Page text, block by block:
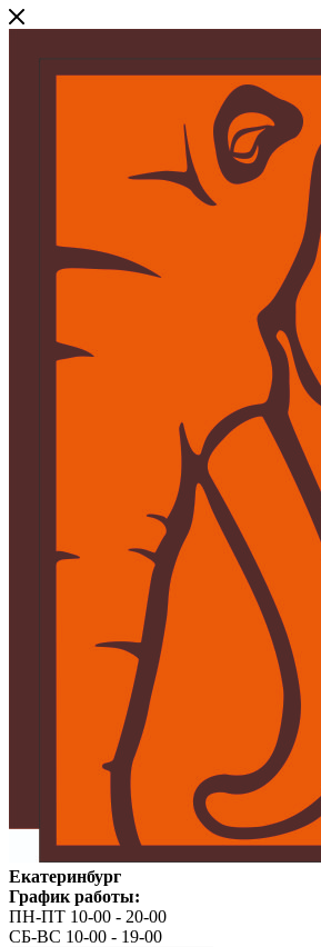
Екатеринбург
График работы:
ПН-ПТ 10-00 - 20-00
СБ-ВС 10-00 - 19-00